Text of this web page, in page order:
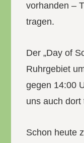
vorhanden –
tragen.
Der „Day of
Ruhrgebiet
gegen 14:00
uns auch dort
Schon heute